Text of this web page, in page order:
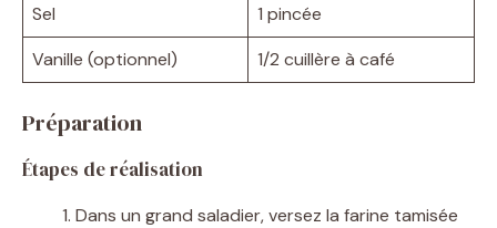
Sel
1 pincée
Vanille (optionnel)
1/2 cuillère à café
Préparation
Étapes de réalisation
Dans un grand saladier, versez la farine tamisée